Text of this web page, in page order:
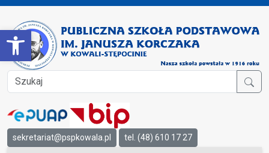
Open toolbar
sekretariat@pspkowala.pl tel. (48) 610 17 27